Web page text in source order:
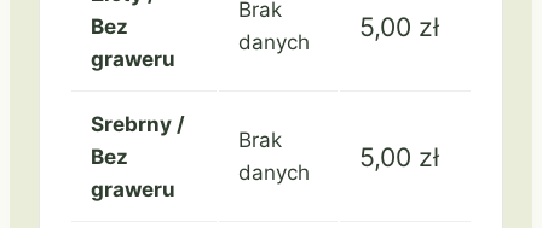
Bez
graweru
Brak
danych
5,00 zł
Srebrny /
Bez
graweru
Brak
danych
5,00 zł